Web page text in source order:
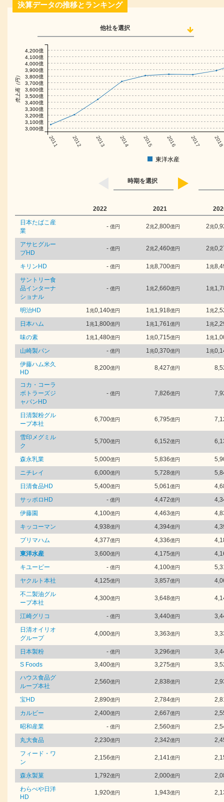
決算データの推移とランキング
他社を選択
2011 2012 2013 2014 2015 2016 2017 2018
売上高（円）
3,000億
3,100億
3,200億
3,300億
3,400億
3,500億
3,600億
3,700億
3,800億
3,900億
4,000億
4,100億
4,200億
東洋水産
時期を選択
2022 2021
日本たばこ産
業
- 億円 2兆2,800億円 2兆
アサヒグルー
プHD
- 億円 2兆2,460億円 2兆
キリンHD - 億円 1兆8,700億円 1兆
サントリー食
品インターナ
ショナル
- 億円 1兆2,660億円 1兆
明治HD 1兆0,140億円 1兆1,918億円 1兆
日本ハム
1兆1,800億円 1兆1,761億円 1兆
味の素
1兆1,480億円 1兆0,715億円 1兆
山崎製パン
- 億円 1兆0,370億円 1兆
伊藤ハム米久
HD
8,200億円 8,427億円
コカ・コーラ
ボトラーズジ
ャパンHD
- 億円 7,826億円
日清製粉グル
ープ本社
6,700億円 6,795億円
雪印メグミル
ク
5,700億円 6,152億円
森永乳業 5,000億円 5,836億円
ニチレイ
6,000億円 5,728億円
日清食品HD
5,400億円 5,061億円
サッポロHD
- 億円 4,472億円
伊藤園
4,100億円 4,463億円
キッコーマン
4,938億円 4,394億円
プリマハム
4,377億円 4,336億円
東洋水産
3,600億円 4,175億円
キユーピー
- 億円 4,100億円
ヤクルト本社
4,125億円 3,857億円
不二製油グル
ープ本社
4,300億円 3,648億円
江崎グリコ - 億円 3,440億円
日清オイリオ
グループ
4,000億円 3,363億円
日本製粉 - 億円 3,296億円
S Foods
3,400億円 3,275億円
ハウス食品グ
ループ本社
2,560億円 2,838億円
宝HD 2,890億円 2,784億円
カルビー
2,400億円 2,667億円
昭和産業
- 億円 2,560億円
丸大食品
2,230億円 2,342億円
フィード・ワ
ン
2,156億円 2,141億円
森永製菓 1,792億円 2,000億円
わらべや日洋
HD
1,920億円 1,943億円